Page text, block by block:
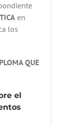
en
los
QUE
el